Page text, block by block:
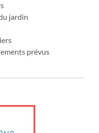
jardin
prévus